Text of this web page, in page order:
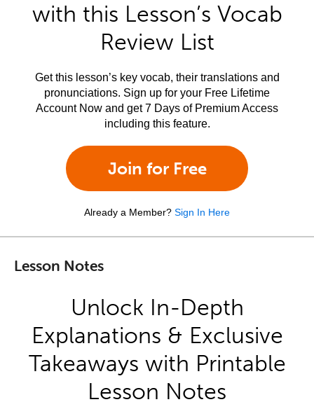
with this Lesson’s Vocab
Review List
Get this lesson’s key vocab, their translations and
pronunciations. Sign up for your Free Lifetime
Account Now and get 7 Days of Premium Access
including this feature.
Join for Free
Already a Member? Sign In Here
Lesson Notes
Unlock In-Depth
Explanations & Exclusive
Takeaways with Printable
Lesson Notes